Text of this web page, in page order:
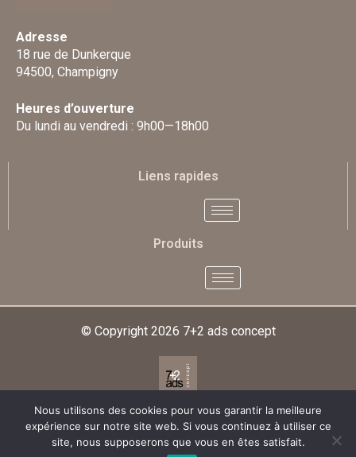
Adresse
18 rue de Dunkerque
94500, Champigny
Heures d’ouverture
Du lundi au vendredi : 9h00—18h00
Liens rapides
Produits
© Copyright 2026 7+2 ads concept
Designed & Developed By
Nous utilisons des cookies pour vous garantir la meilleure
expérience sur notre site web. Si vous continuez à utiliser ce
site, nous supposerons que vous en êtes satisfait.